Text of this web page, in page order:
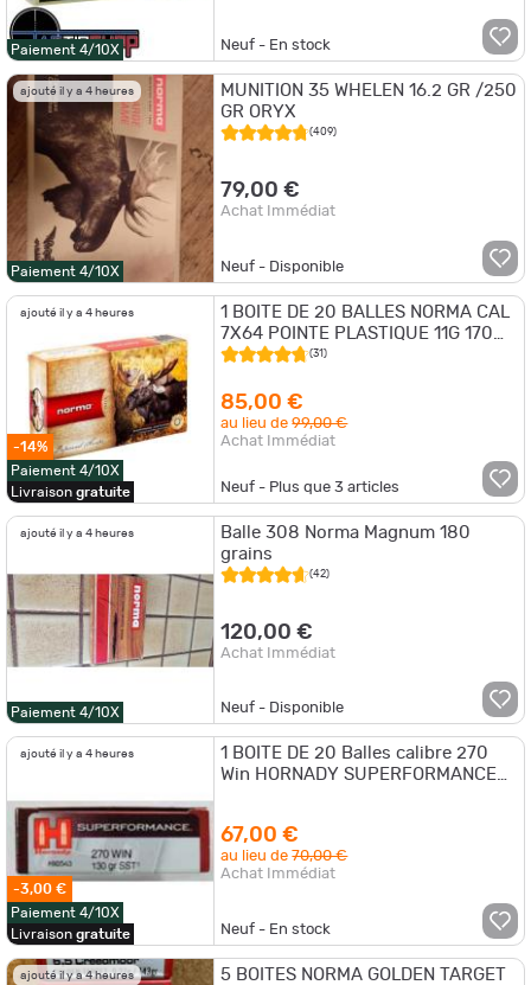
Paiement 4/10X Neuf - En stock
ajouté il y a 4 heures
Paiement 4/10X
MUNITION 35 WHELEN 16.2 GR /250
GR ORYX
(409)
79,00 €
Achat Immédiat
Neuf - Disponible
ajouté il y a 4 heures
-14%
Paiement 4/10X
Livraison gratuite
1 BOITE DE 20 BALLES NORMA CAL
7X64 POINTE PLASTIQUE 11G 170
GR
(31)
85,00 €
au lieu de99,00 €
Achat Immédiat
Neuf - Plus que3 articles
ajouté il y a 4 heures
Paiement 4/10X
Balle 308 Norma Magnum 180
grains
(42)
120,00 €
Achat Immédiat
Neuf - Disponible
ajouté il y a 4 heures
-3,00 €
Paiement 4/10X
Livraison gratuite
1 BOITE DE 20 Balles calibre 270
Win HORNADY SUPERFORMANCE
67,00 €
au lieu de70,00 €
Achat Immédiat
Neuf - En stock
ajouté il y a 4 heures
5 BOITES NORMA GOLDEN TARGET